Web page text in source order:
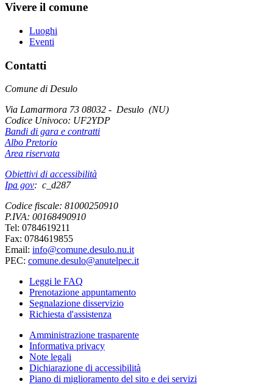
Vivere il comune
Luoghi
Eventi
Contatti
Comune di Desulo
Via Lamarmora 73 08032 - Desulo (NU)
Codice Univoco: UF2YDP
Bandi di gara e contratti
Albo Pretorio
Area riservata
Obiettivi di accessibilità
Ipa gov: c_d287
Codice fiscale: 81000250910
P.IVA: 00168490910
Tel: 0784619211
Fax: 0784619855
Email: info@comune.desulo.nu.it
PEC: comune.desulo@anutelpec.it
Leggi le FAQ
Prenotazione appuntamento
Segnalazione disservizio
Richiesta d'assistenza
Amministrazione trasparente
Informativa privacy
Note legali
Dichiarazione di accessibilità
Piano di miglioramento del sito e dei servizi